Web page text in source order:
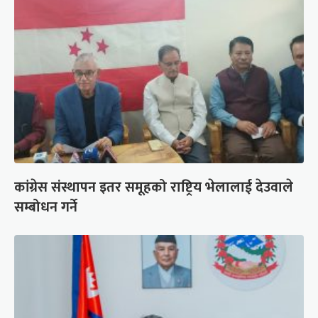
कांग्रेस संस्थापन इतर समूहको राष्ट्रिय भेलालाई देउवाले
सम्बोधन गर्ने